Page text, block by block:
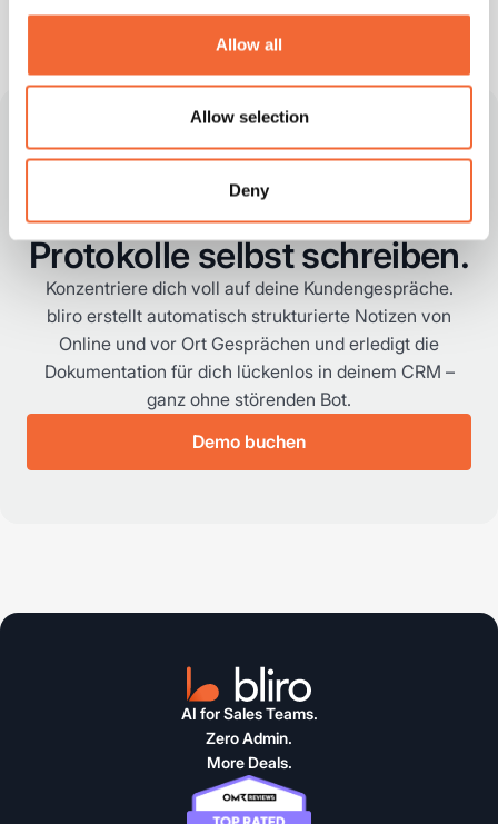
Allow all
Allow selection
Deny
Nie wieder Meeting-
Protokolle selbst schreiben.
Konzentriere dich voll auf deine Kundengespräche.
bliro erstellt automatisch strukturierte Notizen von
Online und vor Ort Gesprächen und erledigt die
Dokumentation für dich lückenlos in deinem CRM –
ganz ohne störenden Bot.
Demo buchen
AI for Sales Teams.
Zero Admin.
More Deals.